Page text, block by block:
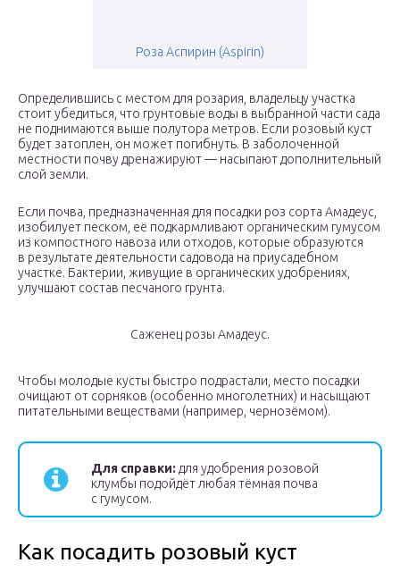
Роза Аспирин (Aspirin)
Определившись с местом для розария, владельцу участка
стоит убедиться, что грунтовые воды в выбранной части сада
не поднимаются выше полутора метров. Если розовый куст
будет затоплен, он может погибнуть. В заболоченной
местности почву дренажируют — насыпают дополнительный
слой земли.
Если почва, предназначенная для посадки роз сорта Амадеус,
изобилует песком, её подкармливают органическим гумусом
из компостного навоза или отходов, которые образуются
в результате деятельности садовода на приусадебном
участке. Бактерии, живущие в органических удобрениях,
улучшают состав песчаного грунта.
Саженец розы Амадеус.
Чтобы молодые кусты быстро подрастали, место посадки
очищают от сорняков (особенно многолетних) и насыщают
питательными веществами (например, чернозёмом).
Для справки: для удобрения розовой
клумбы подойдёт любая тёмная почва
с гумусом.
Как посадить розовый куст